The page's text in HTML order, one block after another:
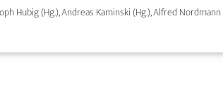
Hubig (Hg.), Andreas Kaminski (Hg.), Alfred Nordmann